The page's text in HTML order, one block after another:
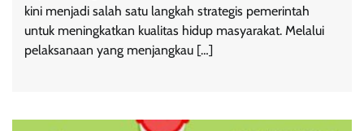
kini menjadi salah satu langkah strategis pemerintah
untuk meningkatkan kualitas hidup masyarakat. Melalui
pelaksanaan yang menjangkau […]